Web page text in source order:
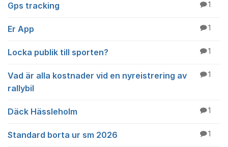
Gps tracking 1
Er App 1
Locka publik till sporten? 1
Vad är alla kostnader vid en nyreistrering av
rallybil
1
Däck Hässleholm 1
Standard borta ur sm 2026 1